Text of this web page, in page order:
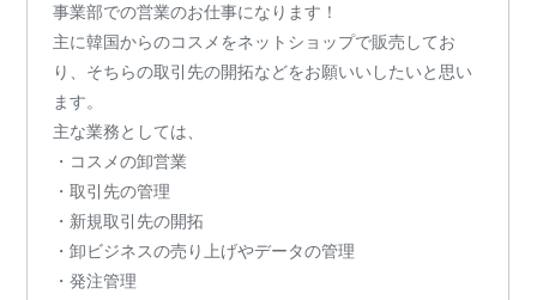
事業部での営業のお仕事になります！
主に韓国からのコスメをネットショップで販売してお
り、そちらの取引先の開拓などをお願いいしたいと思い
ます。
主な業務としては、
・コスメの卸営業
・取引先の管理
・新規取引先の開拓
・卸ビジネスの売り上げやデータの管理
・発注管理